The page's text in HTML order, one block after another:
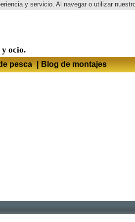
y servicio. Al navegar o utilizar
y ocio.
pesca | Blog de montajes